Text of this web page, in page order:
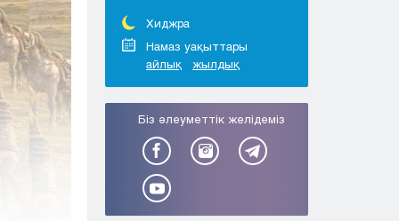
Туркестан
Уральск
Усть-Каменогорск
Шымкент
Хиджра
Намаз уақыттары
айлық
жылдық
Біз әлеуметтік желідеміз